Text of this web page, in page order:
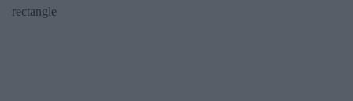
rectangle